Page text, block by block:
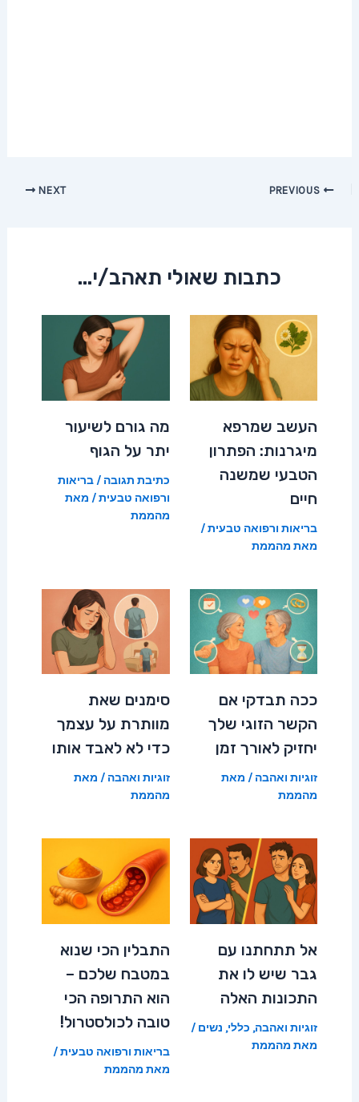
Post
NEXT
כתבות שאולי תאהב/י...
העשב שמרפא
מיגרנות: הפתרון
הטבעי שמשנה
חיים
בריאות ורפואה טבעית/
מאת מהממת
מה גורם לשיעור
יתר על הגוף
כתיבת תגובה /בריאות
ורפואה טבעית/ מאת
מהממת
ככה תבדקי אם
הקשר הזוגי שלך
יחזיק לאורך זמן
זוגיות ואהבה / מאת
מהממת
סימנים שאת
מוותרת על עצמך
כדי לא לאבד אותו
זוגיות ואהבה / מאת
מהממת
אל תתחתנו עם
גבר שיש לו את
התכונות האלה
זוגיות ואהבה, כללי, נשים /
מאת מהממת
התבלין הכי שנוא
במטבח שלכם –
הוא התרופה הכי
טובה לכולסטרול!
בריאות ורפואה טבעית/
מאת מהממת